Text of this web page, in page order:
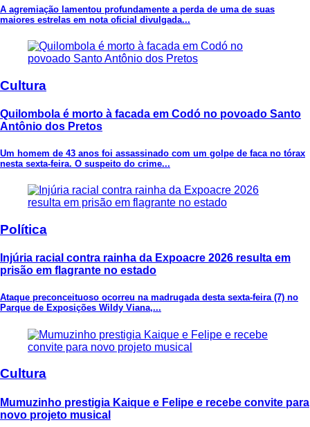
A agremiação lamentou profundamente a perda de uma de suas
maiores estrelas em nota oficial divulgada...
Cultura
Quilombola é morto à facada em Codó no povoado Santo
Antônio dos Pretos
Um homem de 43 anos foi assassinado com um golpe de faca no tórax
nesta sexta-feira. O suspeito do crime...
Política
Injúria racial contra rainha da Expoacre 2026 resulta em
prisão em flagrante no estado
Ataque preconceituoso ocorreu na madrugada desta sexta-feira (7) no
Parque de Exposições Wildy Viana,...
Cultura
Mumuzinho prestigia Kaique e Felipe e recebe convite para
novo projeto musical